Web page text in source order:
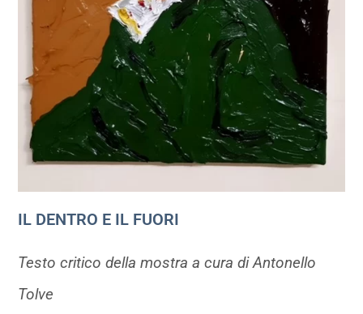
IL DENTRO E IL FUORI
Testo critico della mostra a cura di Antonello
Tolve